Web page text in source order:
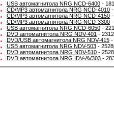
USB автомагнитола NRG NCD-6400 -
CD/MP3 автомагнитола NRG NCD-4010
CD/MP3 автомагнитола NRG NCD-4150
CD/MP3 автомагнитола NRG NCD-3300
USB автомагнитола NRG NCD-6050 -
DVD автомагнитола NRG NDV-401 -
DVD/USB автомагнитола NRG NDV-415 -
USB автомагнитола NRG NDV-503 -
DVD автомагнитола NRG NDV-510 -
DVD автомагнитола NRG IDV-AV303 -